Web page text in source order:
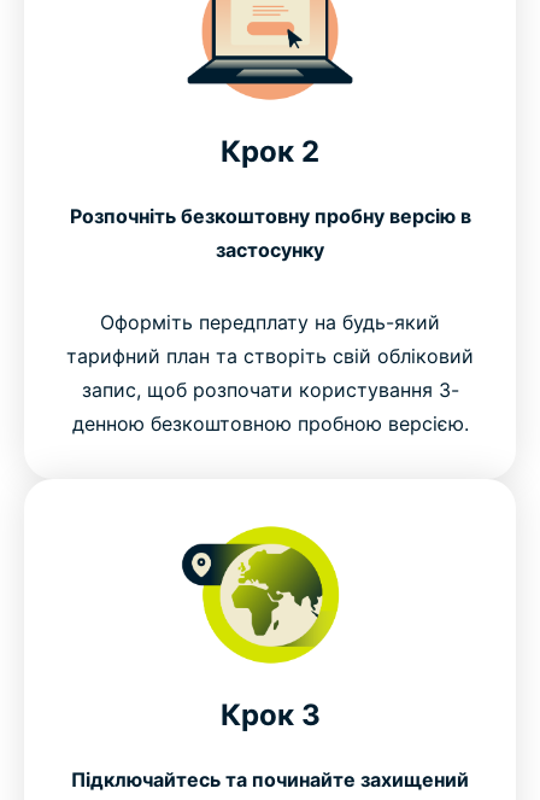
Крок 2
Розпочніть безкоштовну пробну версію в
застосунку
Оформіть передплату на будь-який
тарифний план та створіть свій обліковий
запис, щоб розпочати користування 3-
денною безкоштовною пробною версією.
Крок 3
Підключайтесь та починайте захищений